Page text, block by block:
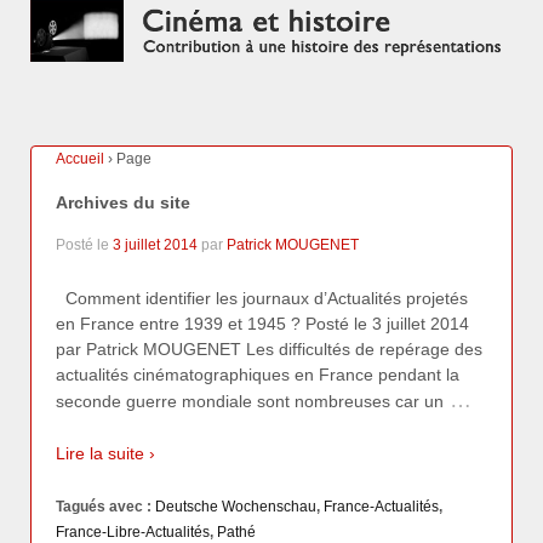
Accueil › Page
Archives du site
Posté le 3 juillet 2014 par Patrick MOUGENET
Comment identifier les journaux d’Actualités projetés
en France entre 1939 et 1945 ? Posté le 3 juillet 2014
par Patrick MOUGENET Les difficultés de repérage des
actualités cinématographiques en France pendant la
seconde guerre mondiale sont nombreuses car un …
Lire la suite ›
Tagués avec : Deutsche Wochenschau, France-Actualités,
France-Libre-Actualités, Pathé